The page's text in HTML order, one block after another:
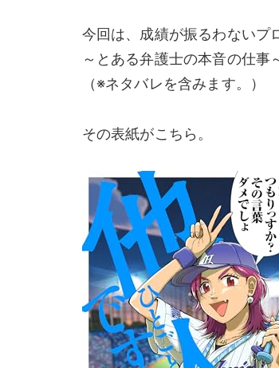
今回は、成績が振るわないプ
～とある弁護士の本音の仕事
（※ネタバレを含みます。）
その表紙がこちら。